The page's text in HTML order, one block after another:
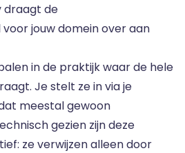
draagt de
jouw domein over aan
in de praktijk waar de hele
Je stelt ze in via je
meestal gewoon
gezien zijn deze
ze verwijzen alleen door